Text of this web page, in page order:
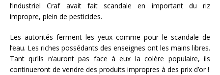
l’industriel Craf avait fait scandale en important du riz
impropre, plein de pesticides.
Les autorités ferment les yeux comme pour le scandale de
l’eau. Les riches possédants des enseignes ont les mains libres.
Tant qu’ils n’auront pas face à eux la colère populaire, ils
continueront de vendre des produits impropres à des prix d’or !